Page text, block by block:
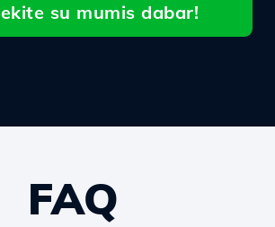
su mumis dabar!
FAQ